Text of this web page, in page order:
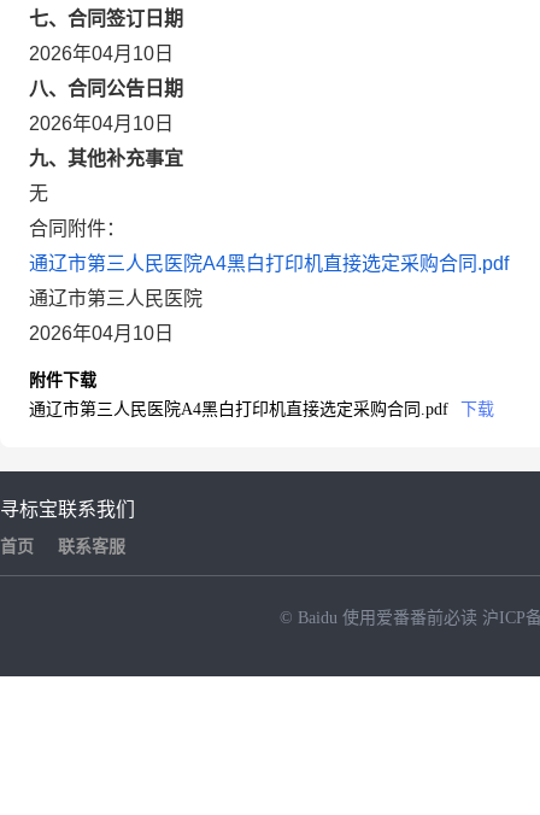
七、合同签订日期
2026年04月10日
八、合同公告日期
2026年04月10日
九、其他补充事宜
无
合同附件：
通辽市第三人民医院A4黑白打印机直接选定采购合同.pdf
通辽市第三人民医院
2026年04月10日
附件下载
通辽市第三人民医院A4黑白打印机直接选定采购合同.pdf
下载
寻标宝
首页
联系我们
联系客服
© Baidu 使用爱番番前必读 沪ICP